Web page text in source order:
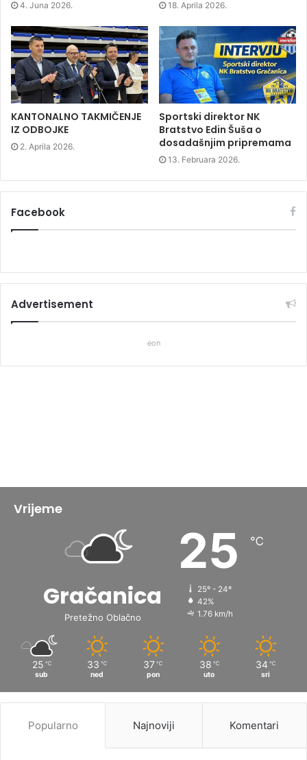
n
w
w
i
n
d
o
w
)
e
w
i
n
d
o
w
)
w
w
i
n
d
o
w
)
4. Juna 2026. 18. Aprila 2026.
KANTONALNO TAKMIČENJE
IZ ODBOJKE
2. Aprila 2026.
Sportski direktor NK
Bratstvo Edin Šuša o
dosadašnjim pripremama
13. Februara 2026.
Facebook
Advertisement
eon
Vrijeme
Gračanica
Pretežno Oblačno
25 ℃
25º - 24º
42%
1.76 km/h
25 ℃
sub
33 ℃
ned
37 ℃
pon
38 ℃
uto
34 ℃
sri
Popularno Najnoviji Komentari